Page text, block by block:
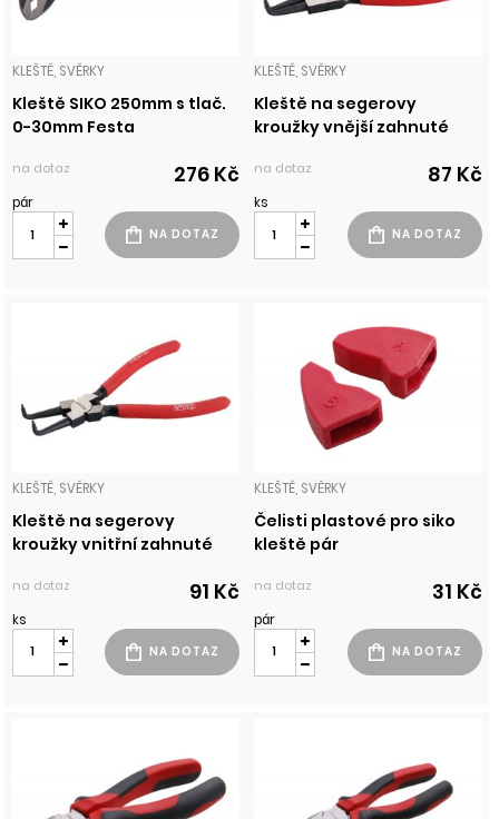
KLEŠTĚ, SVĚRKY
Kleště SIKO 250mm s tlač.
0-30mm Festa
na dotaz 276 Kč
pár
KLEŠTĚ, SVĚRKY
Kleště na segerovy
kroužky vnější zahnuté
na dotaz 87 Kč
ks
KLEŠTĚ, SVĚRKY
Kleště na segerovy
kroužky vnitřní zahnuté
na dotaz 91 Kč
ks
KLEŠTĚ, SVĚRKY
Čelisti plastové pro siko
kleště pár
na dotaz 31 Kč
pár